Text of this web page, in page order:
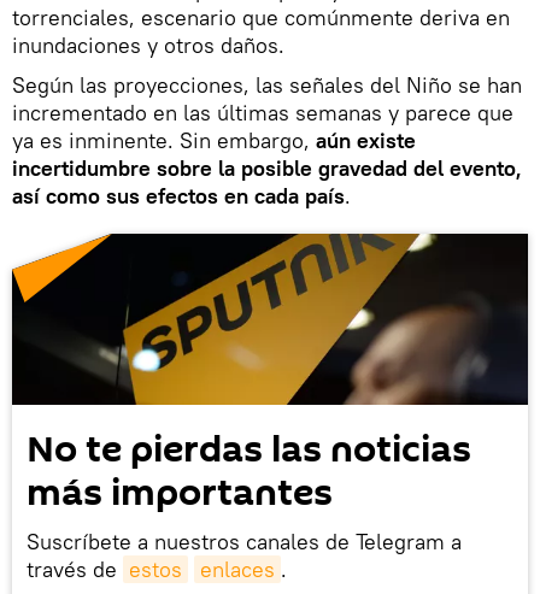
torrenciales, escenario que comúnmente deriva en
inundaciones y otros daños.
Según las proyecciones, las señales del Niño se han
incrementado en las últimas semanas y parece que
ya es inminente. Sin embargo, aún existe
incertidumbre sobre la posible gravedad del evento,
así como sus efectos en cada país.
No te pierdas las noticias
más importantes
Suscríbete a nuestros canales de Telegram a
través de estos enlaces .